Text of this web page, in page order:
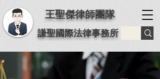
王聖傑律師團隊
謙聖國際法律事務所